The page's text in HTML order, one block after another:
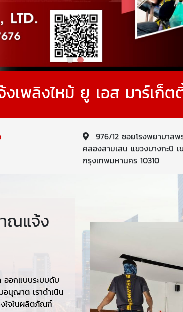
งเพลิงไหม้ ยู เอส มาร์เก็ต
976/12 ซอยโรงพยาบาล
คลองสามเสน แขวงบางกะปิ เ
กรุงเทพมหานคร 10310
ณแจ้ง
อกแบบระบบดับ
นุญาต เราดำเนิน
งใจในผลิตภัณฑ์